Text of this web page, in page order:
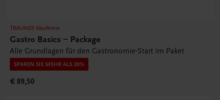
TRAUNER Akademie
Gastro Basics – Package
Alle Grundlagen für den Gastronomie-Start im Paket
SPAREN SIE MEHR ALS 20%
€ 89,50